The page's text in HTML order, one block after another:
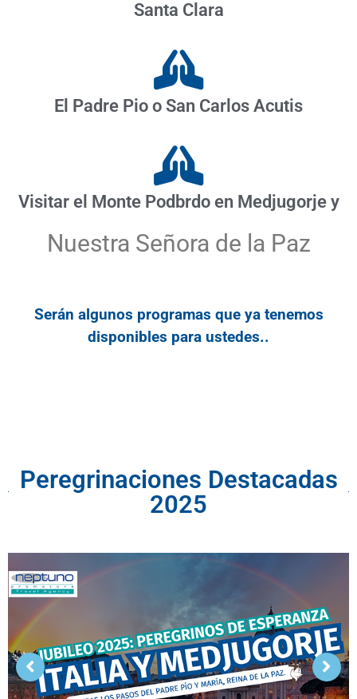
Santa Clara
El Padre Pio o San Carlos Acutis
Visitar el Monte Podbrdo en Medjugorje y
Nuestra Señora de la Paz
Serán algunos programas que ya tenemos
disponibles para ustedes..
Peregrinaciones Destacadas
2025